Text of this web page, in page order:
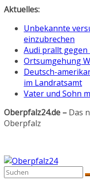
Zum
springen
Aktuelles:
Unbekannte
einzubrechen
Audi prallt gegen
Ortsumgehung
Deutsch-
im Landratsamt
Vater und Sohn
Oberpfalz24.de – Das
Oberpfalz